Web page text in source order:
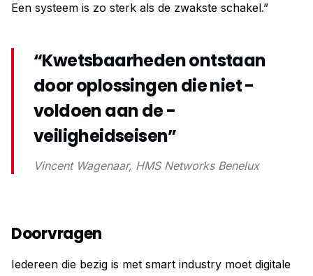
Een systeem is zo sterk als de zwakste schakel.”
“Kwetsbaarheden ­ontstaan
door ­oplossingen die niet ­
voldoen aan de ­
veiligheidseisen”
Vincent Wagenaar, HMS Networks Benelux
Doorvragen
Iedereen die bezig is met smart industry moet digitale